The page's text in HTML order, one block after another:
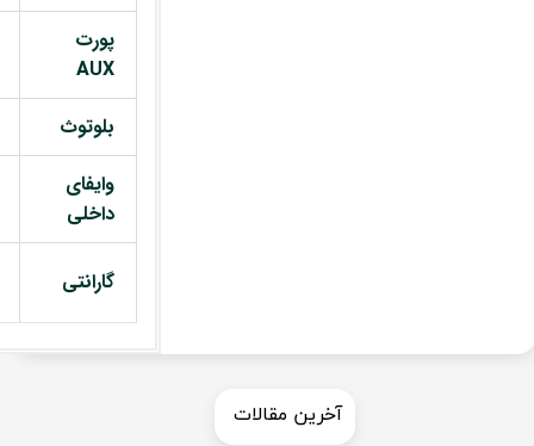
پورت
AUX
بلوتوث
وایفای
داخلی
گارانتی
​​آخرین مقالات